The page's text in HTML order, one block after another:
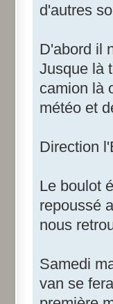
d'autres
D'abord il
Jusque là
camion là
météo et
Direction
Le boulot
repoussé
nous
Samedi
van se